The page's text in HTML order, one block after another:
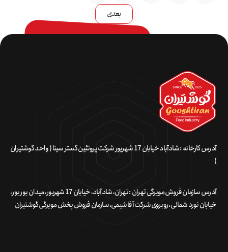
بعدی
آدرس کارخانه : شادآباد خیابان 17 شهریور شرکت پروتئین گستر سینا ( واحد گوشتیران
)
آدرس سازمان فروش مویرگی تهران : تهران، شادآباد، خیابان 17 شهریور، میدان بور بور،
خیابان نورد شمالی، روبروی شرکت آفا شیمی، سازمان فروش پخش مویرگی گوشتیران